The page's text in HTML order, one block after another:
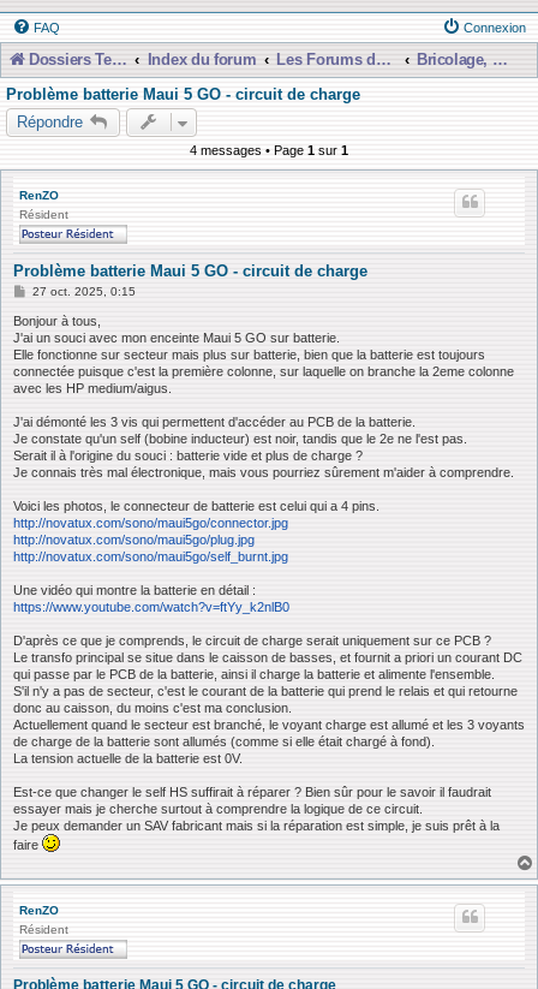
FAQ Connexion
Dossiers Techniques Index du forum Les Forums de Discussions
Bricolage, Dépannage, Construction
Problème batterie Maui 5 GO - circuit de charge
Répondre
4 messages • Page 1 sur 1
RenZO
Résident
Problème batterie Maui 5 GO - circuit de charge
M
s
s
g
e
27 oct. 2025, 0:15
Bonjour à tous,
J'ai un souci avec mon enceinte Maui 5 GO sur batterie.
Elle fonctionne sur secteur mais plus sur batterie, bien que la batterie est toujours
connectée puisque c'est la première colonne, sur laquelle on branche la 2eme colonne
avec les HP medium/aigus.
J'ai démonté les 3 vis qui permettent d'accéder au PCB de la batterie.
Je constate qu'un self (bobine inducteur) est noir, tandis que le 2e ne l'est pas.
Serait il à l'origine du souci : batterie vide et plus de charge ?
Je connais très mal électronique, mais vous pourriez sûrement m'aider à comprendre.
Voici les photos, le connecteur de batterie est celui qui a 4 pins.
http://novatux.com/sono/maui5go/connector.jpg
http://novatux.com/sono/maui5go/plug.jpg
http://novatux.com/sono/maui5go/self_burnt.jpg
Une vidéo qui montre la batterie en détail :
https://www.youtube.com/watch?v=ftYy_k2nlB0
D'après ce que je comprends, le circuit de charge serait uniquement sur ce PCB ?
Le transfo principal se situe dans le caisson de basses, et fournit a priori un courant DC
qui passe par le PCB de la batterie, ainsi il charge la batterie et alimente l'ensemble.
S'il n'y a pas de secteur, c'est le courant de la batterie qui prend le relais et qui retourne
donc au caisson, du moins c'est ma conclusion.
Actuellement quand le secteur est branché, le voyant charge est allumé et les 3 voyants
de charge de la batterie sont allumés (comme si elle était chargé à fond).
La tension actuelle de la batterie est 0V.
Est-ce que changer le self HS suffirait à réparer ? Bien sûr pour le savoir il faudrait
essayer mais je cherche surtout à comprendre la logique de ce circuit.
Je peux demander un SAV fabricant mais si la réparation est simple, je suis prêt à la
faire
RenZO
Résident